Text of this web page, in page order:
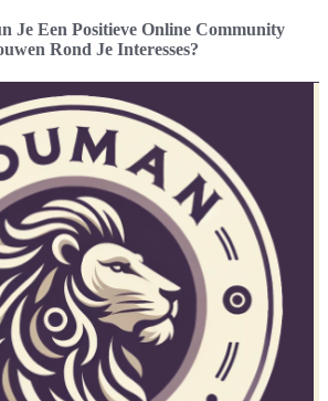
Je Een Positieve Online Community
Rond Je Interesses?